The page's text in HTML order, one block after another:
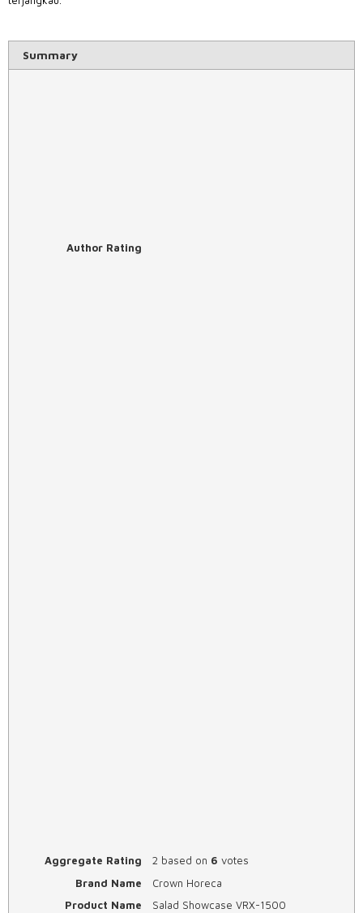
Summary
Author Rating
Aggregate Rating 2 based on 6 votes
Brand Name
Crown Horeca
Product Name
Salad Showcase VRX-1500